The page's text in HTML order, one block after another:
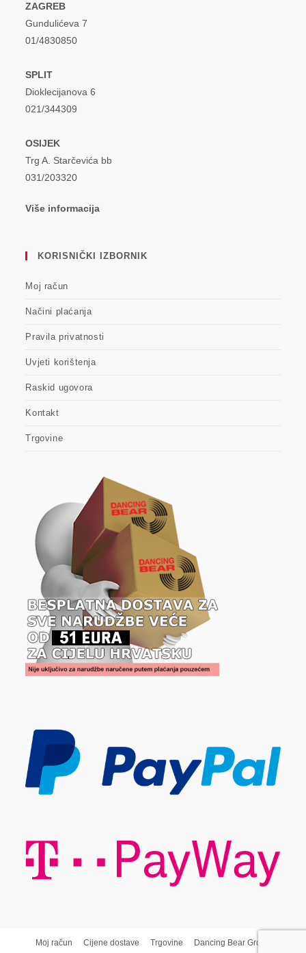
ZAGREB
Gundulićeva 7
01/4830850
SPLIT
Dioklecijanova 6
021/344309
OSIJEK
Trg A. Starčevića bb
031/203320
Više informacija
KORISNIČKI IZBORNIK
Moj račun
Načini plaćanja
Pravila privatnosti
Uvjeti korištenja
Raskid ugovora
Kontakt
Trgovine
Moj račun Cijene dostave Trgovine Dancing Bear Group